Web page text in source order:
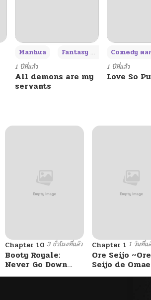
Manhua Fantasy แฟนตาซี +3
1 ปีที่แล้ว
All demons are my
servants
Comedy ตล
1 ปีที่แล้ว
Love So
Chapter 10 3 ชั่วโมงที่แล้ว
Booty Royale:
Never Go Down
Without A Fight!
Chapter 1 1 วันที่แ
Ore Seijo
Seijo de Omae
Akuyaku